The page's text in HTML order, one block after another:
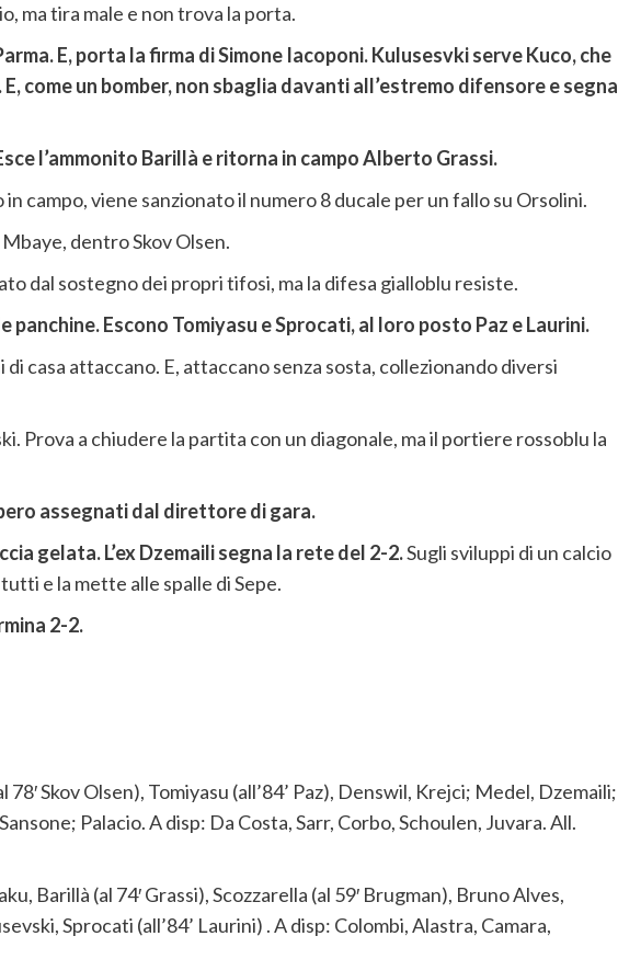
ma tira male e non trova la porta.
E, porta la firma di Simone Iacoponi. Kulusesvki serve Kuco, che
E, come un bomber, non sbaglia davanti all’estremo difensore e segna
l’ammonito Barillà e ritorna in campo Alberto Grassi.
campo, viene sanzionato il numero 8 ducale per un fallo su Orsolini.
dentro Skov Olsen.
dal sostegno dei propri tifosi, ma la difesa gialloblu resiste.
panchine. Escono Tomiyasu e Sprocati, al loro posto Paz e Laurini.
casa attaccano. E, attaccano senza sosta, collezionando diversi
Prova a chiudere la partita con un diagonale, ma il portiere rossoblu la
assegnati dal direttore di gara.
gelata. L’ex Dzemaili segna la rete del 2-2.Sugli sviluppi di un calcio
e la mette alle spalle di Sepe.
2-2.
78′ Skov Olsen), Tomiyasu (all’84’ Paz), Denswil, Krejci; Medel, Dzemaili;
Palacio. A disp: Da Costa, Sarr, Corbo, Schoulen, Juvara. All.
Barillà (al 74′ Grassi), Scozzarella (al 59′ Brugman), Bruno Alves,
Sprocati (all’84’ Laurini) . A disp: Colombi, Alastra, Camara,